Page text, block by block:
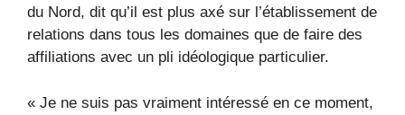
du Nord, dit qu’il est plus axé sur l’établissement de
relations dans tous les domaines que de faire des
affiliations avec un pli idéologique particulier.
« Je ne suis pas vraiment intéressé en ce moment,